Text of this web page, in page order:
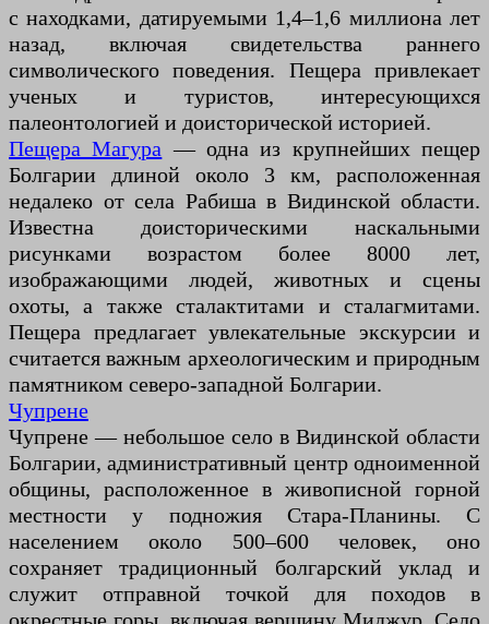
с находками, датируемыми 1,4–1,6 миллиона лет
назад, включая свидетельства раннего
символического поведения. Пещера привлекает
ученых и туристов, интересующихся
палеонтологией и доисторической историей.
Пещера Магура — одна из крупнейших пещер
Болгарии длиной около 3 км, расположенная
недалеко от села Рабиша в Видинской области.
Известна доисторическими наскальными
рисунками возрастом более 8000 лет,
изображающими людей, животных и сцены
охоты, а также сталактитами и сталагмитами.
Пещера предлагает увлекательные экскурсии и
считается важным археологическим и природным
памятником северо-западной Болгарии.
Чупрене
Чупрене — небольшое село в Видинской области
Болгарии, административный центр одноименной
общины, расположенное в живописной горной
местности у подножия Стара-Планины. С
населением около 500–600 человек, оно
сохраняет традиционный болгарский уклад и
служит отправной точкой для походов в